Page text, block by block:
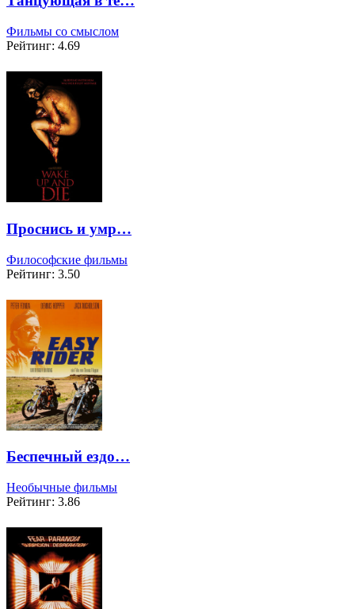
Фильмы со смыслом
Рейтинг: 4.69
Проснись и умр…
Философские фильмы
Рейтинг: 3.50
Беспечный ездо…
Необычные фильмы
Рейтинг: 3.86